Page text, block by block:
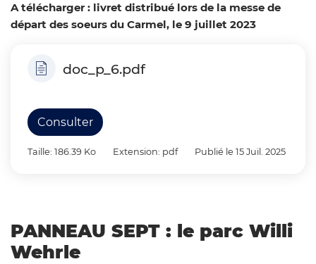
A télécharger : livret distribué lors de la messe de
départ des soeurs du Carmel, le 9 juillet 2023
doc_p_6.pdf
Consulter
Taille: 186.39 Ko Extension: pdf Publié le 15 Juil. 2025
PANNEAU SEPT : le parc Willi
Wehrle